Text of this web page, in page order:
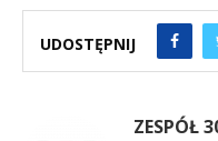
UDOSTĘPNIJ
ZESPÓŁ